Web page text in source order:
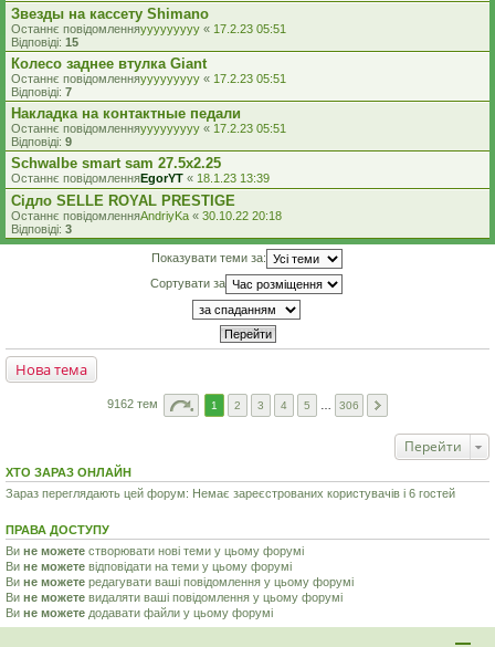
Звезды на кассету Shimano
Останнє повідомленняyyyyyyyyy « 17.2.23 05:51
Відповіді: 15
Колесо заднее втулка Giant
Останнє повідомленняyyyyyyyyy « 17.2.23 05:51
Відповіді: 7
Накладка на контактные педали
Останнє повідомленняyyyyyyyyy « 17.2.23 05:51
Відповіді: 9
Schwalbe smart sam 27.5x2.25
Останнє повідомленняEgorYT « 18.1.23 13:39
Сідло SELLE ROYAL PRESTIGE
Останнє повідомленняAndriyKa « 30.10.22 20:18
Відповіді: 3
Показувати теми за:
Сортувати за
Нова тема
9162 тем 1 2 3 4 5 306
Перейти
ХТО ЗАРАЗ ОНЛАЙН
Зараз переглядають цей форум: Немає зареєстрованих користувачів і 6 гостей
ПРАВА ДОСТУПУ
Ви не можете створювати нові теми у цьому форумі
Ви не можете відповідати на теми у цьому форумі
Ви не можете редагувати ваші повідомлення у цьому форумі
Ви не можете видаляти ваші повідомлення у цьому форумі
Ви не можете додавати файли у цьому форумі